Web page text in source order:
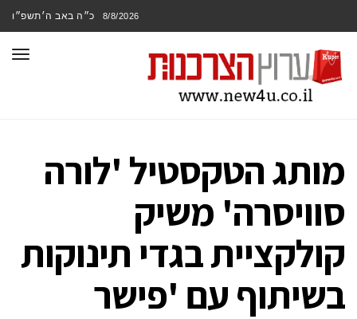
8/8/2026 כ״ה באב ה׳תשפ״ו
מותג הטקסטיל 'לורה
סוויסרה' משיק
קולקציית בגדי תינוקות
בשיתוף עם 'פישר